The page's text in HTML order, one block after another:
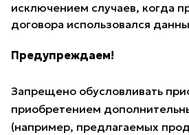
исключением случаев, когда
договора использовался
Предупреждаем!
Запрещено обусловливать
приобретением
(например, предлагаемых